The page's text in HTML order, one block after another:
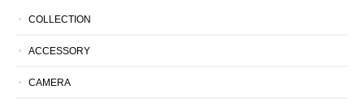
COLLECTION
ACCESSORY
CAMERA